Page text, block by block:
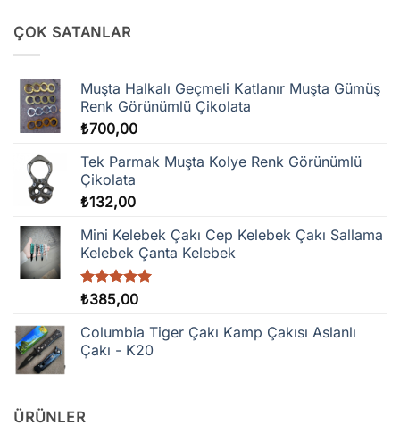
ÇOK SATANLAR
Muşta Halkalı Geçmeli Katlanır Muşta Gümüş
Renk Görünümlü Çikolata
₺700,00
Tek Parmak Muşta Kolye Renk Görünümlü
Çikolata
₺132,00
Mini Kelebek Çakı Cep Kelebek Çakı Sallama
Kelebek Çanta Kelebek
5 üzerinden
oy
aldı
₺385,00
Columbia Tiger Çakı Kamp Çakısı Aslanlı
Çakı - K20
ÜRÜNLER